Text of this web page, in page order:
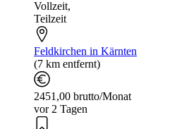
Vollzeit,
Teilzeit
Feldkirchen in Kärnten
(7 km entfernt)
2451,00 brutto/Monat
vor 2 Tagen